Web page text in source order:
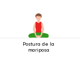
Postura de la
mariposa